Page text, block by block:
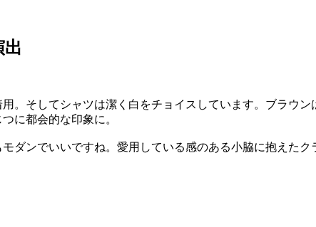
。そしてシャツは潔く白をチョイスしています。ブラウ
に都会的な印象に。
ダンでいいですね。愛用している感のある小脇に抱えた